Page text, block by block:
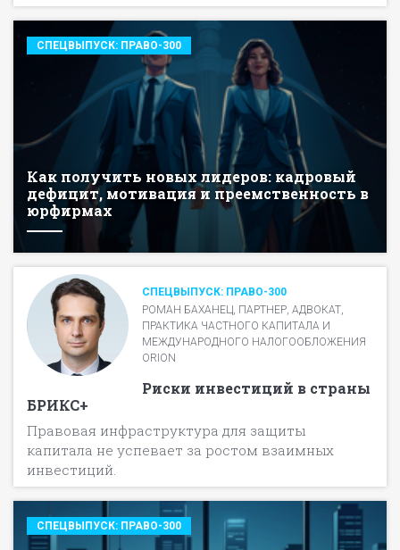
СПЕЦВЫПУСК: ПРАВО-300
Как получить новых лидеров: кадровый
дефицит, мотивация и преемственность в
юрфирмах
СПЕЦВЫПУСК: ПРАВО-300
РОМАН БАХАНЕЦ, ПАРТНЕР, АДВОКАТ,
ПРАКТИКА ЧАСТНОГО КАПИТАЛА И
МЕЖДУНАРОДНОГО НАЛОГООБЛОЖЕНИЯ
ORION
Риски инвестиций в страны
БРИКС+
Правовая инфраструктура для защиты
капитала не успевает за ростом взаимных
инвестиций.
СПЕЦВЫПУСК: ПРАВО-300